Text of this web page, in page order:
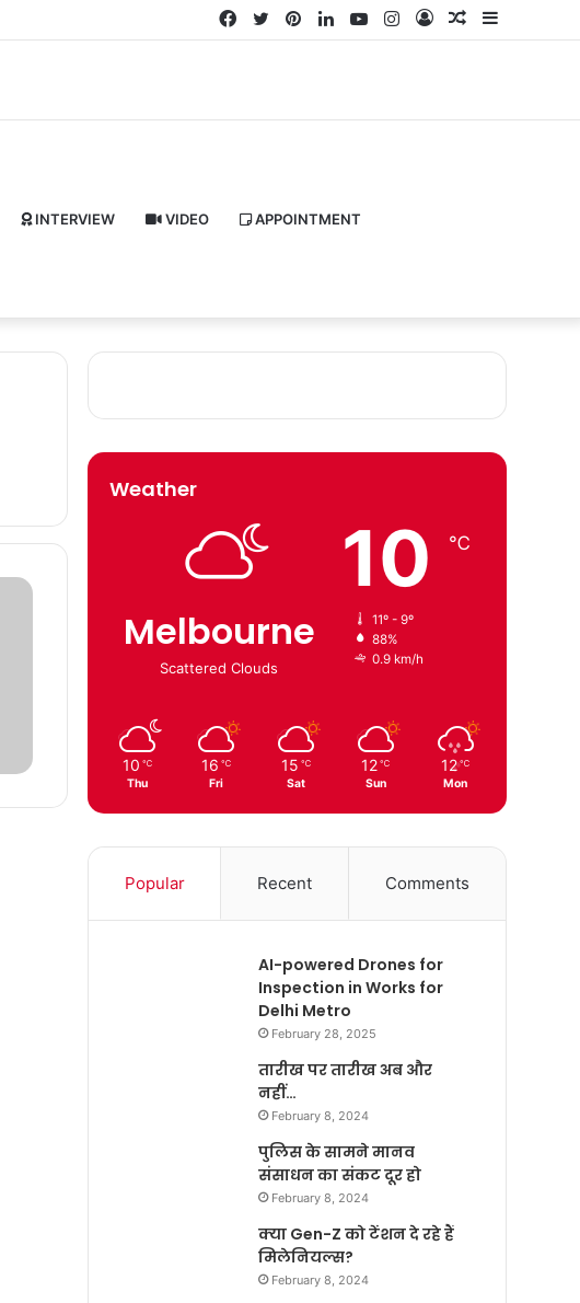
Random
Log
Instagram
YouTube
LinkedIn
Pinterest
Twitter
Facebook
INTERVIEW VIDEO APPOINTMENT
Weather
Melbourne
Scattered Clouds
10 ℃
11º - 9º
88%
0.9 km/h
10 ℃
Thu
16 ℃
Fri
15 ℃
Sat
12 ℃
Sun
12 ℃
Mon
Popular Recent Comments
AI-powered Drones for
Inspection in Works for
Delhi Metro
February 28, 2025
तारीख पर तारीख अब और
नहीं…
February 8, 2024
पुलिस के सामने मानव
संसाधन का संकट दूर हो
February 8, 2024
क्या Gen-Z को टेंशन दे रहे हैं
मिलेनियल्स?
February 8, 2024